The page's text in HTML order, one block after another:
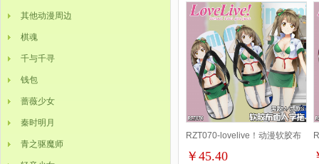
其他动漫周边
棋魂
千与千寻
钱包
蔷薇少女
秦时明月
青之驱魔师
RZT070-lovelive！动漫软胶布
面人字拖鞋 S.M.L码
￥45.40